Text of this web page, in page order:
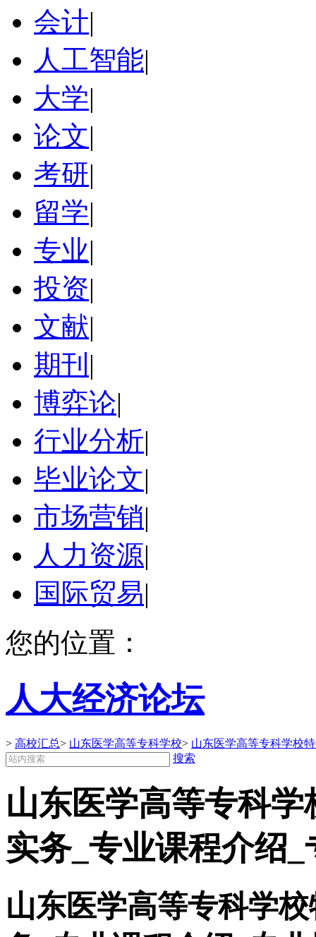
会计|
人工智能|
大学|
论文|
考研|
留学|
专业|
投资|
文献|
期刊 |
博弈论|
行业分析|
毕业论文|
市场营销|
人力资源|
国际贸易|
您的位置：
人大经济论坛
> 高校汇总> 山东医学高等专科学校> 山东医学高等专科学校
搜索
山东医学高等专科
实务_专业课程介绍
山东医学高等专科学